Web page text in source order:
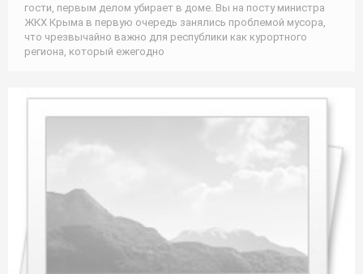
гости, первым делом убирает в доме. Вы на посту министра
ЖКХ Крыма в первую очередь занялись проблемой мусора,
что чрезвычайно важно для республики как курортного
региона, который ежегодно